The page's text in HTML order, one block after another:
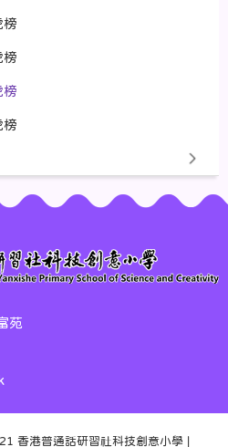
榜
榜
榜
榜
苑
香港普通話研習社科技創意小學 |